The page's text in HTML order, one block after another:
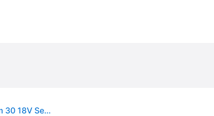
Gardena GARDENA Krachtige grastrimmer PowerTrim 30 18V Set 4.0 Ah met 18V P4A Accu